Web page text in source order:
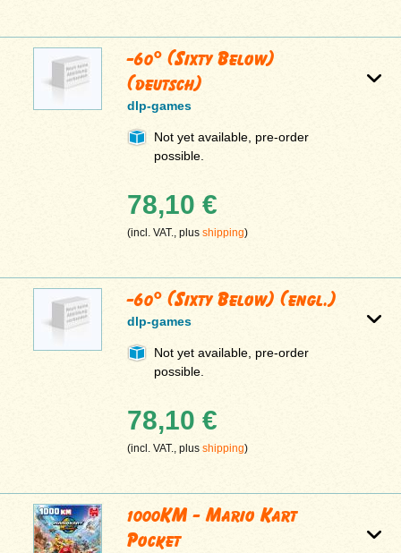
-60° (Sixty Below)
(deutsch)
dlp-games
Not yet available, pre-order
possible.
78,10 €
(incl. VAT., plusshipping)
-60° (Sixty Below) (engl.)
dlp-games
Not yet available, pre-order
possible.
78,10 €
(incl. VAT., plusshipping)
1000KM - Mario Kart
Pocket